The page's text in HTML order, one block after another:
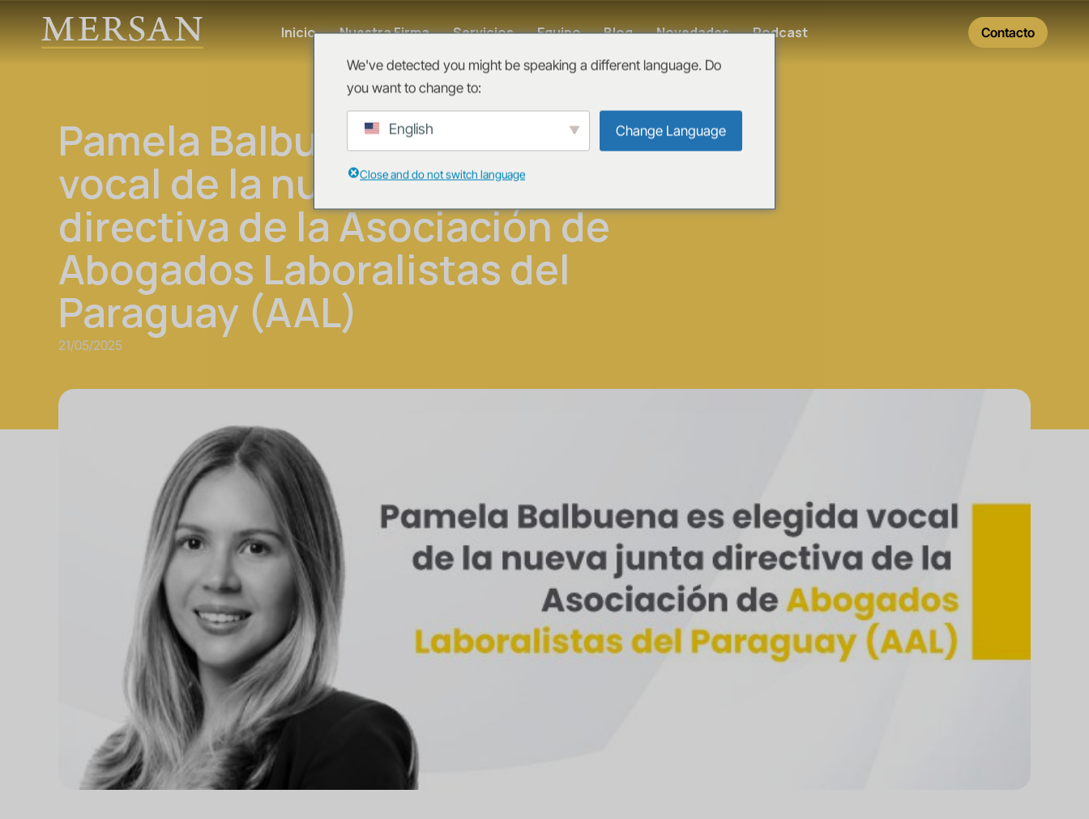
Inicio Nuestra Firma Servicios Equipo Blog Novedades Podcast Contacto
Pamela Balbuena es elegida
vocal de la nueva junta
directiva de la Asociación de
Abogados Laboralistas del
Paraguay (AAL)
21/05/2025
We've detected you might be speaking a different language. Do
you want to change to:
English Change Language
Close and do not switch language